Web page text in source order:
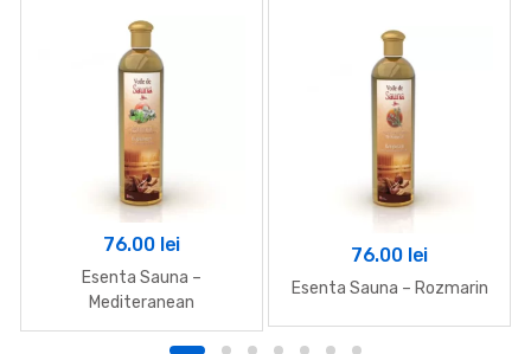
76.00 lei
Esenta Sauna –
Mediteranean
76.00 lei
Esenta Sauna – Rozmarin